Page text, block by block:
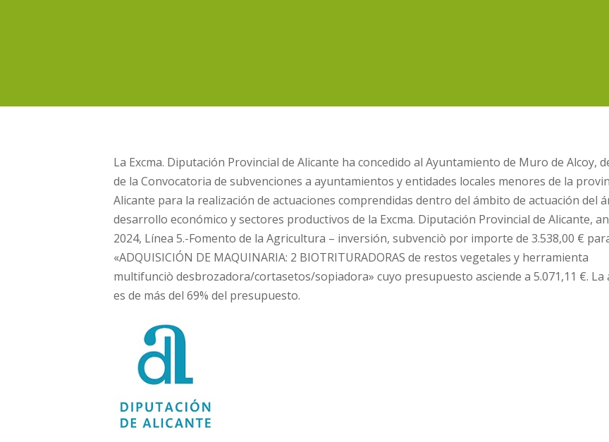
La Excma. Diputación Provincial de Alicante ha concedido al Ayuntamiento de Muro de Alcoy,
de la Convocatoria de subvenciones a ayuntamientos y entidades locales menores de la
Alicante para la realización de actuaciones comprendidas dentro del ámbito de actuación del
desarrollo económico y sectores productivos de la Excma. Diputación Provincial de Alicante,
2024, Línea 5.-Fomento de la Agricultura – inversión, subvenciò por importe de 3.538,00 €
«ADQUISICIÓN DE MAQUINARIA: 2 BIOTRITURADORAS de restos vegetales y herramienta
multifunciò desbrozadora/cortasetos/sopiadora» cuyo presupuesto asciende a 5.071,11 €. La
es de más del 69% del presupuesto.